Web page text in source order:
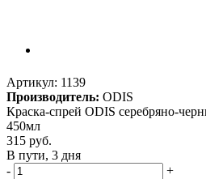
Артикул: 1139
Производитель: ODIS
Краска-спрей ODIS серебряно-
450мл
315 руб.
В пути, 3 дня
-
+